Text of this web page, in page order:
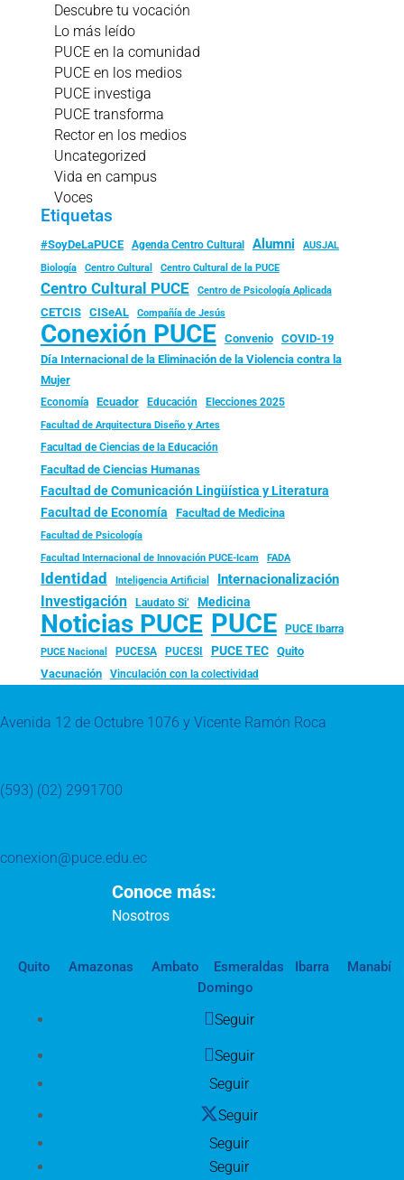
Descubre tu vocación
Lo más leído
PUCE en la comunidad
PUCE en los medios
PUCE investiga
PUCE transforma
Rector en los medios
Uncategorized
Vida en campus
Voces
Etiquetas
#SoyDeLaPUCE Agenda Centro Cultural Alumni
AUSJAL
Biología
Centro Cultural Centro Cultural de la PUCE
Centro Cultural PUCE Centro de Psicología Aplicada
CETCIS CISeAL Compañía de Jesús
Conexión PUCE Convenio
COVID-19
Día Internacional de la Eliminación de la Violencia contra la
Mujer
Economía Ecuador Educación Elecciones 2025
Facultad de Arquitectura Diseño y Artes
Facultad de Ciencias de la Educación
Facultad de Ciencias Humanas
Facultad de Comunicación Lingüística y Literatura
Facultad de Economía Facultad de Medicina
Facultad de Psicología
Facultad Internacional de Innovación PUCE-Icam FADA
Identidad Inteligencia Artificial Internacionalización
Investigación Laudato Si’ Medicina
Noticias PUCE PUCE PUCE Ibarra
PUCE Nacional PUCESA PUCESI PUCE TEC
Quito
Vacunación
Vinculación con la colectividad
Avenida 12 de Octubre 1076 y Vicente Ramón Roca
(593) (02) 2991700
conexion@puce.edu.ec
Conoce más:
Nosotros
Quito Amazonas Ambato Esmeraldas Ibarra
Manabí
Domingo
Seguir
Seguir
Seguir
Seguir
Seguir
Seguir